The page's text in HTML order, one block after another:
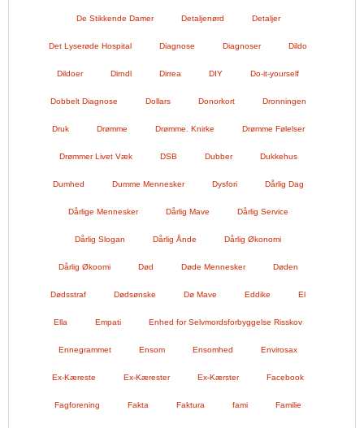
De Stikkende Damer Detaljenørd Detaljer
Det Lyserøde Hospital Diagnose Diagnoser Dildo
Dildoer Dirndl Dirrea DIY Do-it-yourself
Dobbelt Diagnose Dollars Donorkort Dronningen
Druk Drømme Drømme. Knirke Drømme Følelser
Drømmer Livet Væk DSB Dubber Dukkehus
Dumhed Dumme Mennesker Dysfori Dårlig Dag
Dårlige Mennesker Dårlig Mave Dårlig Service
Dårlig Slogan Dårlig Ånde Dårlig Økonomi
Dårlig Økoomi Død Døde Mennesker Døden
Dødsstraf Dødsønske Dø Mave Eddike El
Ella Empati Enhed for Selvmordsforbyggelse Risskov
Ennegrammet Ensom Ensomhed Envirosax
Ex-Kæreste Ex-Kærester Ex-Kærster Facebook
Fagforening Fakta Faktura fami Familie